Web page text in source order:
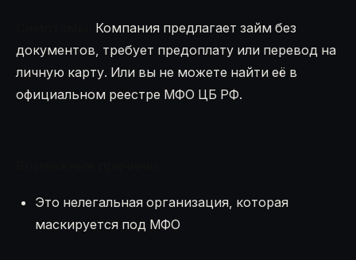
Компания предлагает займ без
документов, требует предоплату или перевод на
личную карту. Или вы не можете найти её в
официальном реестре МФО ЦБ РФ.
Это нелегальная организация, которая
маскируется под МФО